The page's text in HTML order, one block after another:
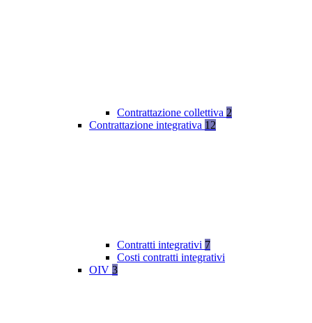
Contrattazione collettiva 2
Contrattazione integrativa 12
Contratti integrativi 7
Costi contratti integrativi
OIV 3